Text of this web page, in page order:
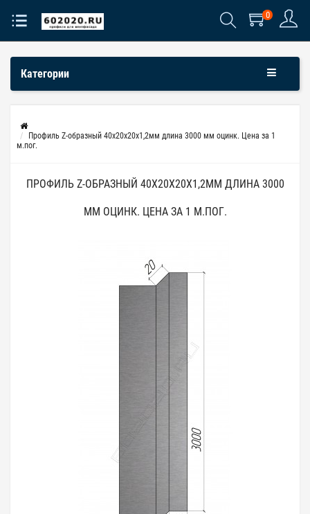
0
Категории
Профиль Z-образный 40х20х20x1,2мм длина 3000 мм оцинк. Цена за 1
м.пог.
ПРОФИЛЬ Z-ОБРАЗНЫЙ 40Х20Х20X1,2ММ ДЛИНА 3000
ММ ОЦИНК. ЦЕНА ЗА 1 М.ПОГ.